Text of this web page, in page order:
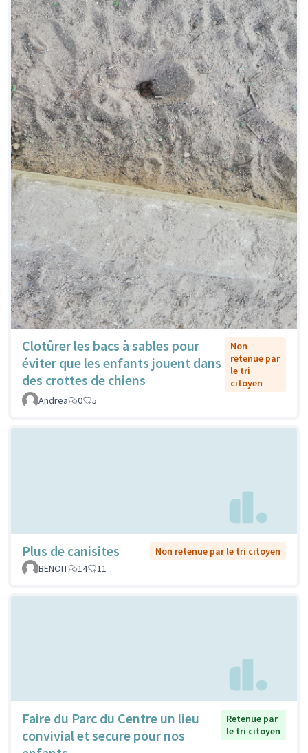
Clotûrer les bacs à sables pour
éviter que les enfants jouent dans
des crottes de chiens
Non
retenue par
le tri
citoyen
Andrea
0 5
Plus de canisites
Non retenue par le tri citoyen
BENOIT
14 11
Faire du Parc du Centre un lieu
convivial et secure pour nos
Retenue par
le tri citoyen